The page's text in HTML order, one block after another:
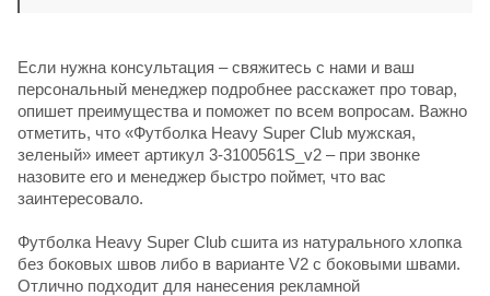
Если нужна консультация – свяжитесь с нами и ваш
персональный менеджер подробнее расскажет про товар,
опишет преимущества и поможет по всем вопросам. Важно
отметить, что «Футболка Heavy Super Club мужская,
зеленый» имеет артикул 3-3100561S_v2 – при звонке
назовите его и менеджер быстро поймет, что вас
заинтересовало.
Футболка Heavy Super Club сшита из натурального хлопка
без боковых швов либо в варианте V2 с боковыми швами.
Отлично подходит для нанесения рекламной